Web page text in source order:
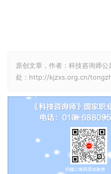
原创文章，作者：科技咨询师
处：http://kjzxs.org.cn/